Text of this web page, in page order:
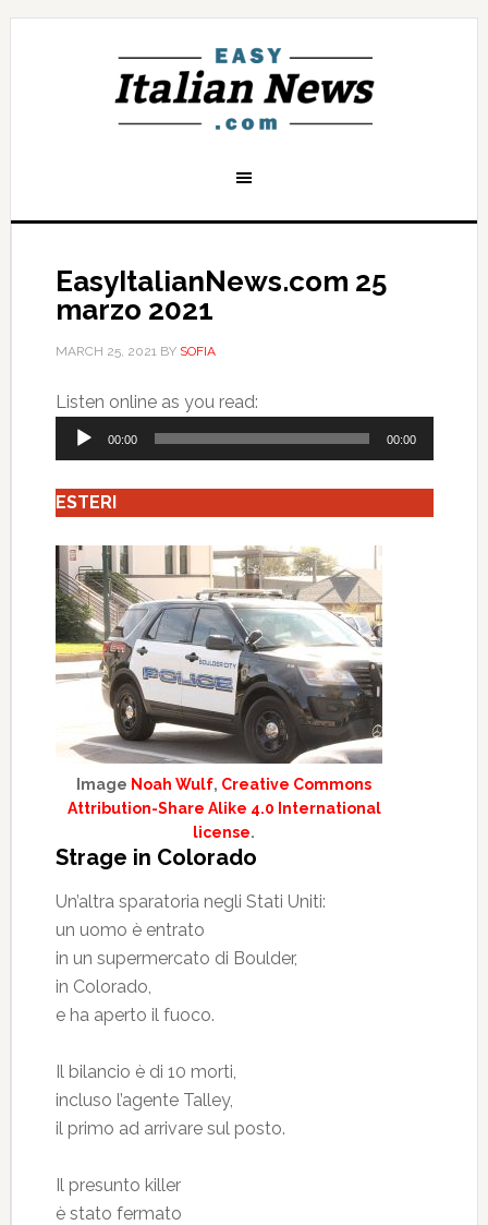
EasyItalianNews.com 25
marzo 2021
MARCH 25, 2021BY SOFIA
Listen online as you read:Audio
Player
00:00 00:00
ESTERI
Image Noah Wulf, Creative Commons
Attribution-Share Alike 4.0 International
license.
Strage in Colorado
Un’altra sparatoria negli Stati Uniti:
un uomo è entrato
in un supermercato di Boulder,
in Colorado,
e ha aperto il fuoco.
Il bilancio è di 10 morti,
incluso l’agente Talley,
il primo ad arrivare sul posto.
Il presunto killer
è stato fermato